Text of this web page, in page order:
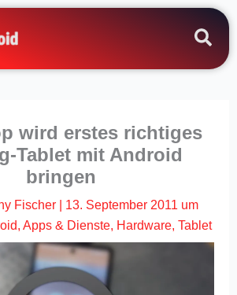
wird erstes richtiges
Tablet mit Android
bringen
Fischer
13. September 2011 um
, Apps & Dienste, Hardware, Tablet